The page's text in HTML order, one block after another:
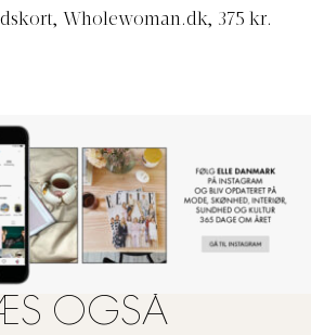
Wholewoman.dk, 375 kr.
OGSÅ